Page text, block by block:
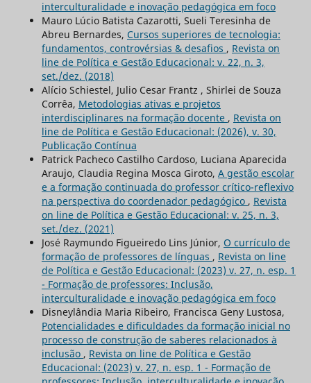
interculturalidade e inovação pedagógica em foco
Mauro Lúcio Batista Cazarotti, Sueli Teresinha de
Abreu Bernardes, Cursos superiores de tecnologia:
fundamentos, controvérsias & desafios , Revista on
line de Política e Gestão Educacional: v. 22, n. 3,
set./dez. (2018)
Alício Schiestel, Julio Cesar Frantz , Shirlei de Souza
Corrêa, Metodologias ativas e projetos
interdisciplinares na formação docente , Revista on
line de Política e Gestão Educacional: (2026), v. 30,
Publicação Contínua
Patrick Pacheco Castilho Cardoso, Luciana Aparecida
Araujo, Claudia Regina Mosca Giroto, A gestão escolar
e a formação continuada do professor crítico-reflexivo
na perspectiva do coordenador pedagógico , Revista
on line de Política e Gestão Educacional: v. 25, n. 3,
set./dez. (2021)
José Raymundo Figueiredo Lins Júnior, O currículo de
formação de professores de línguas , Revista on line
de Política e Gestão Educacional: (2023) v. 27, n. esp. 1
- Formação de professores: Inclusão,
interculturalidade e inovação pedagógica em foco
Disneylândia Maria Ribeiro, Francisca Geny Lustosa,
Potencialidades e dificuldades da formação inicial no
processo de construção de saberes relacionados à
inclusão , Revista on line de Política e Gestão
Educacional: (2023) v. 27, n. esp. 1 - Formação de